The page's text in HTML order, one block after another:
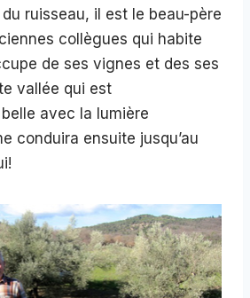
ruisseau, il est le beau-père
collègues qui habite
de ses vignes et des ses
vallée qui est
avec la lumière
conduira ensuite jusqu’au